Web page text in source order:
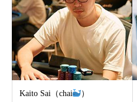
Kaito Sai（chai ）